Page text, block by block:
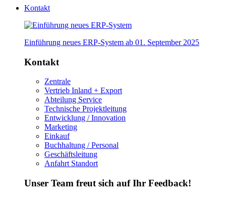
Kontakt
Einführung neues ERP-System ab 01. September 2025
Kontakt
Zentrale
Vertrieb Inland + Export
Abteilung Service
Technische Projektleitung
Entwicklung / Innovation
Marketing
Einkauf
Buchhaltung / Personal
Geschäftsleitung
Anfahrt Standort
Unser Team freut sich auf Ihr Feedback!